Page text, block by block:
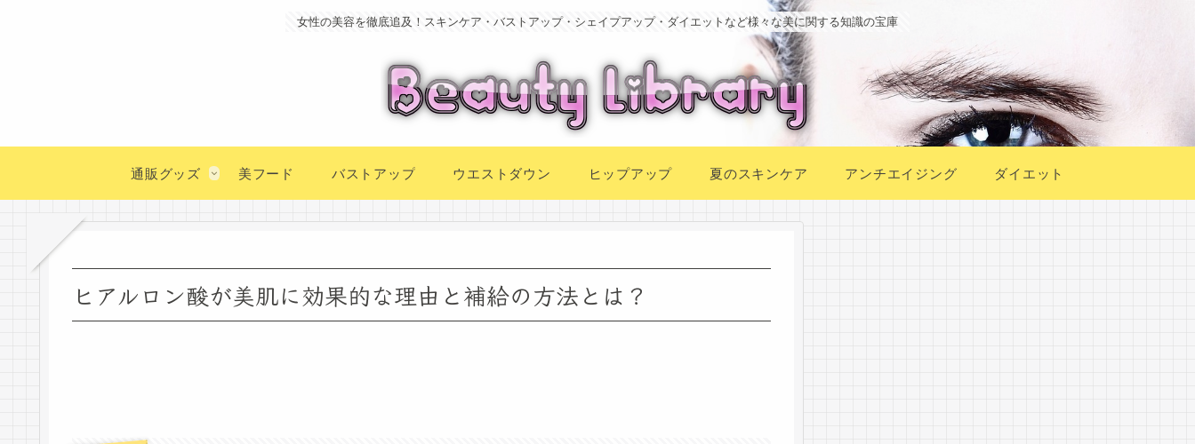
女性の美容を徹底追及！スキンケア・バストアップ・シェイプアップ・ダイエットなど様々な美に関する知識の宝庫
通販グッズ 美フード バストアップ ウエストダウン ヒップアップ 夏のスキンケア アンチエイジング ダイエット
ヒアルロン酸が美肌に効果的な理由と補給の方法とは？